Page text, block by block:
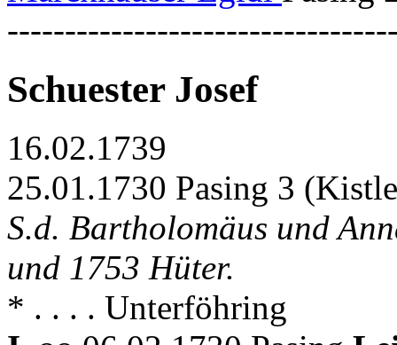
Schuester Josef
16.02.1739
25.01.1730 Pasing 3
S.d. Bartholomäus und
und 1753 Hüter.
* . . . . Unterföhring